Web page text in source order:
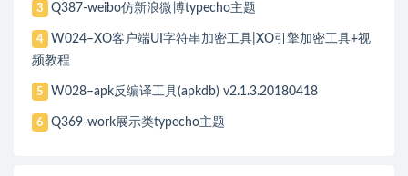
3 Q387-weibo仿新浪微博typecho主题
4
W024–XO客户端UI字符串加密工具|XO引擎加密工具+视
频教程
5 W028–apk反编译工具(apkdb) v2.1.3.20180418
6 Q369-work展示类typecho主题